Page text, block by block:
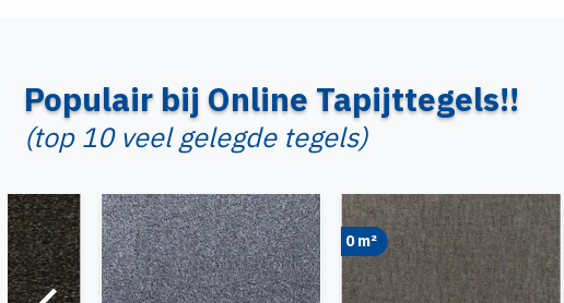
Populair bij Online Tapijttegels!!
(top 10 veel gelegde tegels)
0 m²